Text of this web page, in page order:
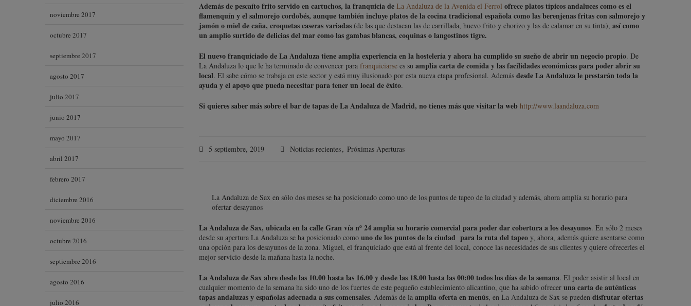
noviembre 2017
octubre 2017
septiembre 2017
agosto 2017
julio 2017
junio 2017
mayo 2017
abril 2017
febrero 2017
diciembre 2016
noviembre 2016
octubre 2016
septiembre 2016
agosto 2016
julio 2016
Además de pescaíto frito servido en cartuchos, la franquicia de La Andaluza de la Avenida el Ferrol ofrece platos típicos andaluces como es el
flamenquín y el salmorejo cordobés, aunque también incluye platos de la cocina tradicional española como las berenjenas fritas con salmorejo y
jamón o miel de caña, croquetas caseras variadas (de las que destacan las de carrillada, huevo frito y chorizo y las de calamar en su tinta), así como
un amplio surtido de delicias del mar como las gambas blancas, coquinas o langostinos tigre.
El nuevo franquiciado de La Andaluza tiene amplia experiencia en la hostelería y ahora ha cumplido su sueño de abrir un negocio propio. De
La Andaluza lo que le ha terminado de convencer para franquiciarse es su amplia carta de comida y las facilidades económicas para poder abrir su
local. El sabe cómo se trabaja en este sector y está muy ilusionado por esta nueva etapa profesional. Además desde La Andaluza le prestarán toda la
ayuda y el apoyo que pueda necesitar para tener un local de éxito.
Si quieres saber más sobre el bar de tapas de La Andaluza de Madrid, no tienes más que visitar la web http://www.laandaluza.com
5 septiembre, 2019 Noticias recientes, Próximas Aperturas
La Andaluza de Sax en sólo dos meses se ha posicionado como uno de los puntos de tapeo de la ciudad y además, ahora amplía su horario para
ofertar desayunos
La Andaluza de Sax, ubicada en la calle Gran vía nº 24 amplía su horario comercial para poder dar cobertura a los desayunos. En sólo 2 meses
desde su apertura La Andaluza se ha posicionado como uno de los puntos de la ciudad para la ruta del tapeo y, ahora, además quiere asentarse como
una opción para los desayunos de la zona. Miguel, el franquiciado que está al frente del local, conoce las necesidades de sus clientes y quiere ofrecerles el
mejor servicio desde la mañana hasta la noche.
La Andaluza de Sax abre desde las 10.00 hasta las 16.00 y desde las 18.00 hasta las 00:00 todos los días de la semana. El poder asistir al local en
cualquier momento de la semana ha sido uno de los fuertes de este pequeño establecimiento alicantino, que ha sabido ofrecer una carta de auténticas
tapas andaluzas y españolas adecuada a sus comensales. Además de la amplia oferta en menús, en La Andaluza de Sax se pueden disfrutar ofertas